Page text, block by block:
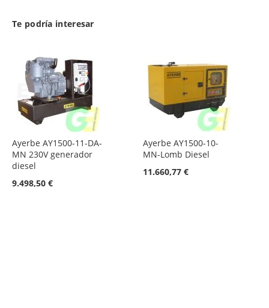
Te podría interesar
Ayerbe AY1500-11-DA-
MN 230V generador
diesel
9.498,50 €
Ayerbe AY1500-10-
MN-Lomb Diesel
11.660,77 €